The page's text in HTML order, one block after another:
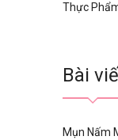
Thực
Bài
Mụn Nấm